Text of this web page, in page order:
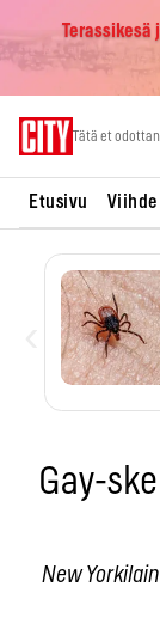
Terassikesä
Tätä et
Etusivu Viihde
Gay-
New